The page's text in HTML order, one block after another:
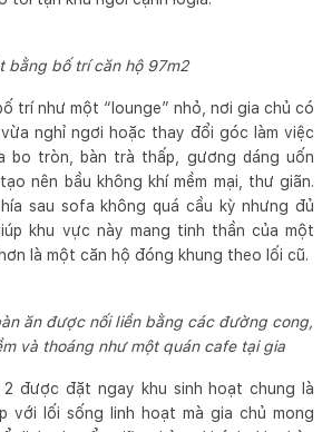
bằng bố trí căn hộ 97m2
trí như một “lounge” nhỏ, nơi gia chủ có
nghỉ ngơi hoặc thay đổi góc làm việc
bo tròn, bàn trà thấp, gương dáng uốn
nên bầu không khí mềm mại, thư giãn.
sau sofa không quá cầu kỳ nhưng đủ
khu vực này mang tinh thần của một
là một căn hộ đóng khung theo lối cũ.
ăn được nối liền bằng các đường cong,
và thoáng như một quán cafe tại gia
2 được đặt ngay khu sinh hoạt chung là
với lối sống linh hoạt mà gia chủ mong